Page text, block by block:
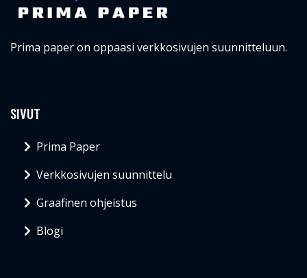
Prima paper on oppaasi verkkosivujen suunnitteluun.
SIVUT
Prima Paper
Verkkosivujen suunnittelu
Graafinen ohjeistus
Blogi